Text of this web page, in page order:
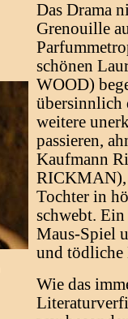
Das Drama
Grenouille
schönen
WOOD)
übersinnlich
weitere
passieren,
Kaufmann
RICKMAN),
Tochter in
schwebt.
Maus-Spiel
und tödliche
Wie das